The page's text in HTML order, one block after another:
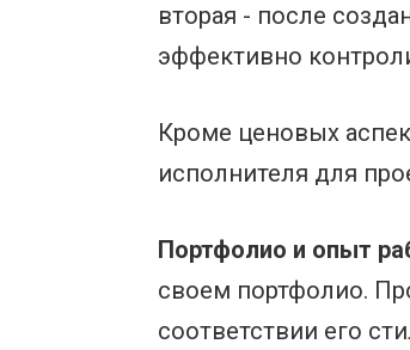
вторая - после
эффективно
Кроме ценовых
исполнителя для
Портфолио и опыт
своем портфолио.
соответствии его